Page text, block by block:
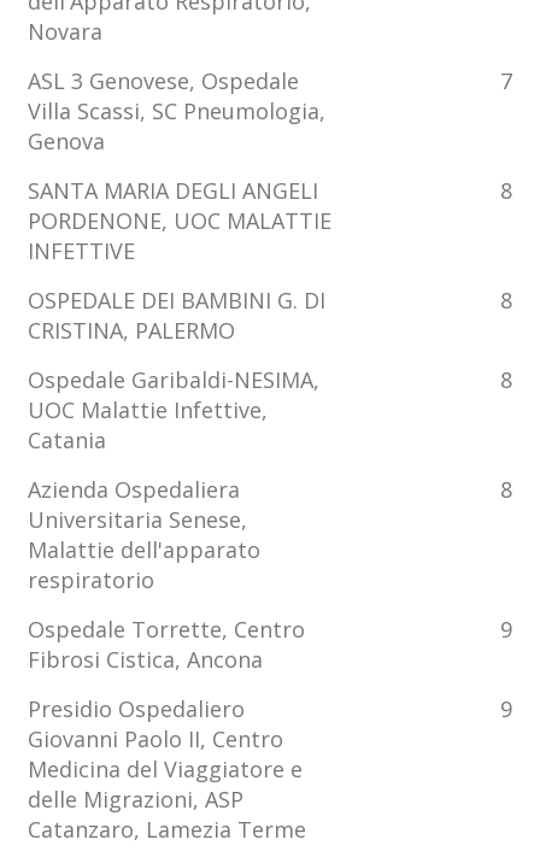
Novara
ASL 3 Genovese, Ospedale
Villa Scassi, SC Pneumologia,
Genova
7
SANTA MARIA DEGLI ANGELI
PORDENONE, UOC MALATTIE
INFETTIVE
8
OSPEDALE DEI BAMBINI G. DI
CRISTINA, PALERMO
8
Ospedale Garibaldi-NESIMA,
UOC Malattie Infettive,
Catania
8
Azienda Ospedaliera
Universitaria Senese,
Malattie dell'apparato
respiratorio
8
Ospedale Torrette, Centro
Fibrosi Cistica, Ancona
9
Presidio Ospedaliero
Giovanni Paolo II, Centro
Medicina del Viaggiatore e
delle Migrazioni, ASP
Catanzaro, Lamezia Terme
9